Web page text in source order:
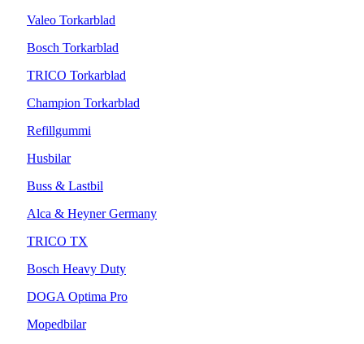
Valeo Torkarblad
Bosch Torkarblad
TRICO Torkarblad
Champion Torkarblad
Refillgummi
Husbilar
Buss & Lastbil
Alca & Heyner Germany
TRICO TX
Bosch Heavy Duty
DOGA Optima Pro
Mopedbilar